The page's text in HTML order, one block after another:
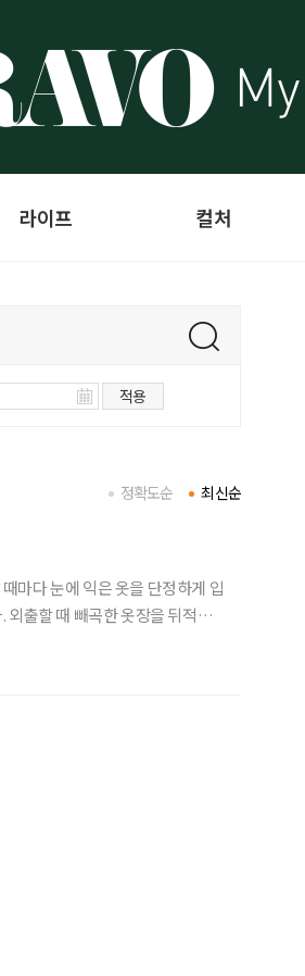
라이프 컬처
적용
최신순
정확도순
마다 눈에 익은 옷을 단정하게 입
외출할 때 빼곡한 옷장을 뒤적이